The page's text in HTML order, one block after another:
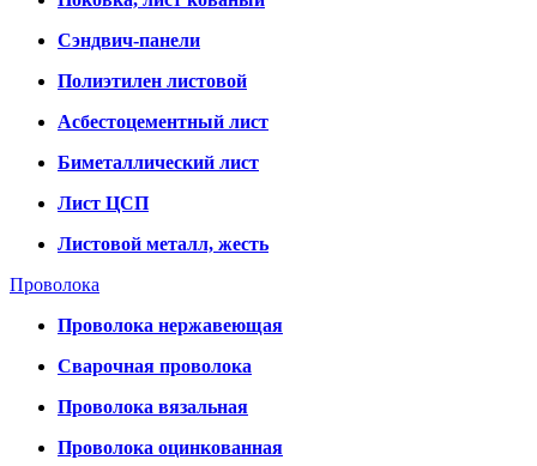
Сэндвич-панели
Полиэтилен листовой
Асбестоцементный лист
Биметаллический лист
Лист ЦСП
Листовой металл, жесть
Проволока
Проволока нержавеющая
Сварочная проволока
Проволока вязальная
Проволока оцинкованная